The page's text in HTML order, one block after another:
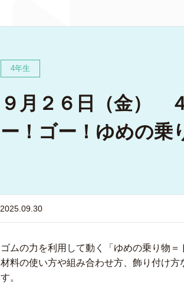
4年生
９月２６日（金）
ー！ゴー！ゆめの乗
2025.09.30
ゴムの力を利用して動く「ゆめの乗り物
材料の使い方や組み合わせ方、飾り付け
す。